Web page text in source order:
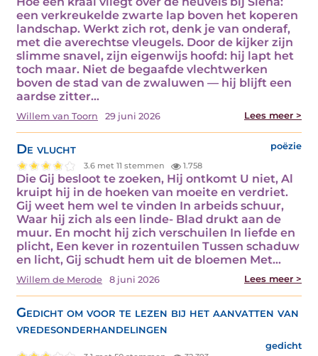
een verkreukelde zwarte lap boven het koperen
landschap. Werkt zich rot, denk je van onderaf,
met die averechtse vleugels. Door de kijker zijn
slimme snavel, zijn eigenwijs hoofd: hij lapt het
toch maar. Niet de begaafde vlechtwerken
boven de stad van de zwaluwen — hij blijft een
aardse zitter…
Willem van Toorn 29 juni 2026 Lees meer >
De vlucht poëzie
3.6 met 11 stemmen 1.758
Die Gij besloot te zoeken, Hij ontkomt U niet, Al
kruipt hij in de hoeken van moeite en verdriet.
Gij weet hem wel te vinden In arbeids schuur,
Waar hij zich als een linde- Blad drukt aan de
muur. En mocht hij zich verschuilen In liefde en
plicht, Een kever in rozentuilen Tussen schaduw
en licht, Gij schudt hem uit de bloemen Met…
Willem de Merode 8 juni 2026 Lees meer >
Gedicht om voor te lezen bij het aanvatten van
vredesonderhandelingen
gedicht